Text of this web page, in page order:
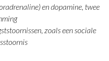
en dopamine, twee
zoals een sociale